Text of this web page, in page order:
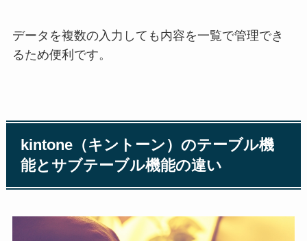
データを複数の入力しても内容を一覧で管理でき
るため便利です。
kintone（キントーン）のテーブル機
能とサブテーブル機能の違い